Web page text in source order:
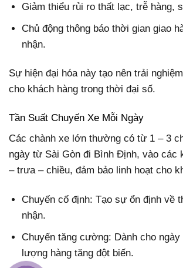
Giảm thiểu rủi ro thất lạc, trễ hàng,
Chủ động thông báo thời gian giao
nhận.
Sự hiện đại hóa này tạo nên trải
cho khách hàng trong thời đại số.
Tần Suất Chuyến Xe Mỗi Ngày
Các chành xe lớn thường có từ 1 – 3
ngày từ Sài Gòn đi Bình Định, vào các
– trưa – chiều, đảm bảo linh hoạt cho
Chuyến cố định: Tạo sự ổn định về
nhận.
Chuyến tăng cường: Dành cho ngày
lượng hàng tăng đột biến.